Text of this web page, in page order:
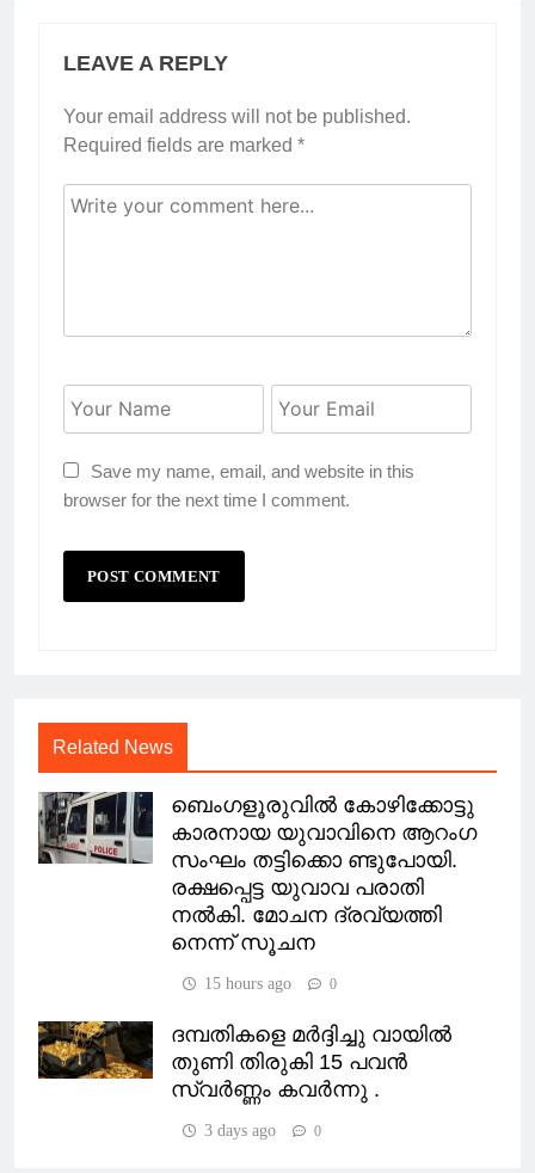
LEAVE A REPLY
Your email address will not be published.
Required fields are marked *
Save my name, email, and website in this
browser for the next time I comment.
Related News
ബെംഗളൂരുവിൽ കോഴിക്കോട്ടു
കാരനായ യുവാവിനെ ആറംഗ
സംഘം തട്ടിക്കൊ ണ്ടുപോയി.
രക്ഷപ്പെട്ട യുവാവ പരാതി
നൽകി. മോചന ദ്രവ്യത്തി
നെന്ന് സൂചന
15 hours ago 0
ദമ്പതികളെ മർദ്ദിച്ചു വായിൽ
തുണി തിരുകി 15 പവൻ
സ്വർണ്ണം കവർന്നു .
3 days ago 0